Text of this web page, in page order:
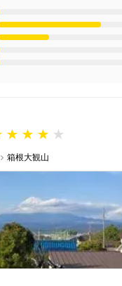
★
★
★
★
箱根大観山